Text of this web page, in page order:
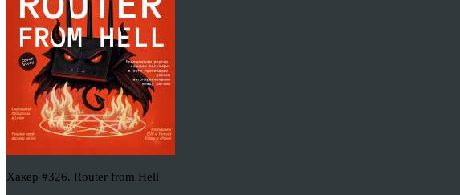
Хакер #326. Router from Hell